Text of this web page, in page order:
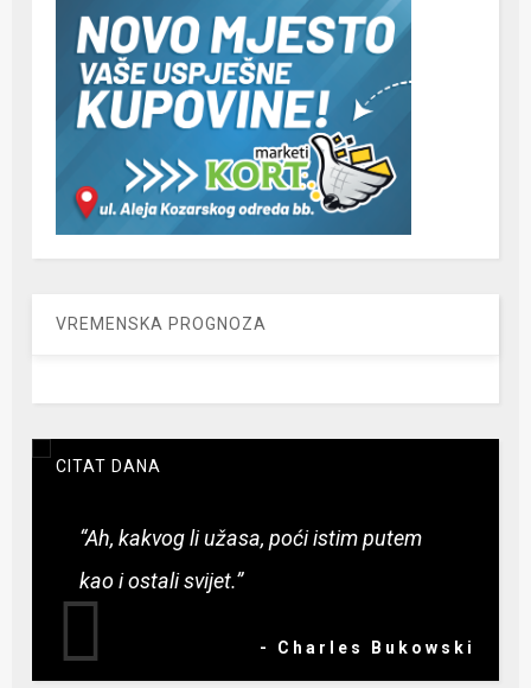
VREMENSKA PROGNOZA
CITAT DANA
“Ah, kakvog li užasa, poći istim putem
kao i ostali svijet.”
- Charles Bukowski